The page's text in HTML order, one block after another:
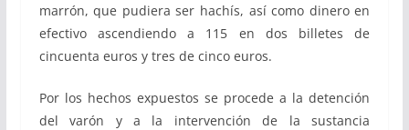
marrón, que pudiera ser hachís, así como dinero en
efectivo ascendiendo a 115 en dos billetes de
cincuenta euros y tres de cinco euros.
Por los hechos expuestos se procede a la detención
del varón y a la intervención de la sustancia